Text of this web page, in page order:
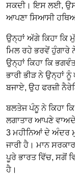
ਸਕਦੀ। ਇਸ ਲਈ,
ਆਪਣਾ ਸਿਆਸੀ
ਉਨ੍ਹਾਂ ਅੱਗੇ ਕਿਹਾ ਕਿ
ਮਿਲ ਰਹੇ ਭਰਵੇਂ ਹੁੰਗਾਰੇ
ਉਨ੍ਹਾਂ ਕਿਹਾ ਕਿ
ਭਾਰੀ ਭੀੜ ਨੇ ਉਨ੍ਹਾਂ
ਬਜਾਏ, ਉਹ ਫਰਜ਼ੀ
ਬਲਤੇਜ ਪੰਨੂ ਨੇ ਕਿਹਾ
ਲਗਾਤਾਰ ਆਪਣੇ
3 ਮਹੀਨਿਆਂ ਦੇ ਅੰਦਰ
ਜਾਰੀ ਹੈ। ਮਾਨ
ਪੂਰੇ ਭਾਰਤ ਵਿੱਚ, ਸਗੋਂ
ਹੈ।